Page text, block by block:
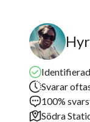
Svarar
100%
Södra